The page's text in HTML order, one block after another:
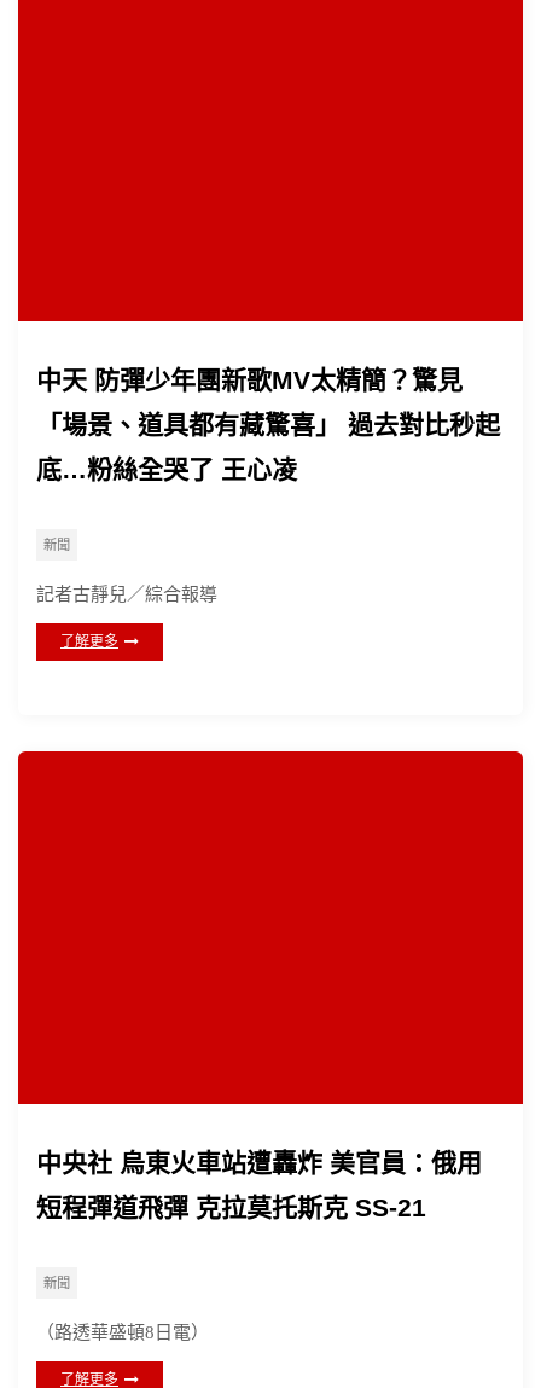
中天 防彈少年團新歌MV太精簡？驚見
「場景、道具都有藏驚喜」 過去對比秒起
底…粉絲全哭了 王心凌
新聞
記者古靜兒／綜合報導
了解更多
中央社 烏東火車站遭轟炸 美官員：俄用
短程彈道飛彈 克拉莫托斯克 SS-21
新聞
（路透華盛頓8日電）
了解更多